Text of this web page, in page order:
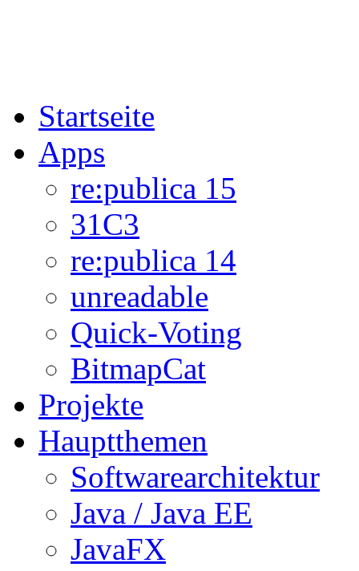
Startseite
Apps
re:publica 15
31C3
re:publica 14
unreadable
Quick-Voting
BitmapCat
Projekte
Hauptthemen
Softwarearchitektur
Java / Java EE
JavaFX